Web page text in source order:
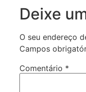
Deixe
O seu endereço
Campos
Comentário *